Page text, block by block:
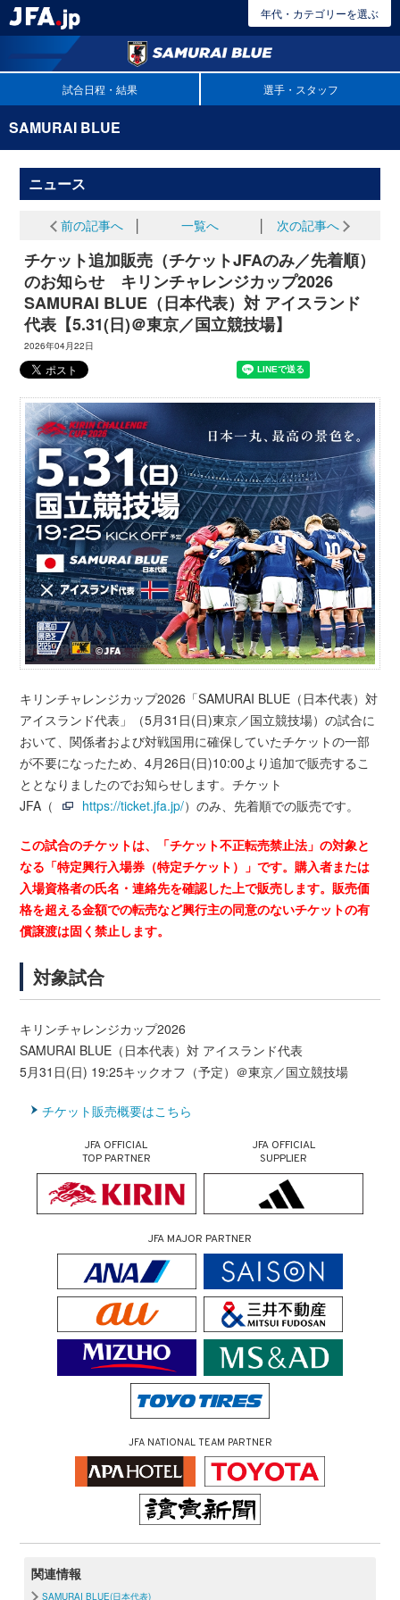
年代・カテゴリーを選ぶ
試合日程・結果 選手・スタッフ
SAMURAI BLUE
ニュース
前の記事へ 一覧へ 次の記事へ
チケット追加販売（チケットJFAのみ／先着順）
のお知らせ キリンチャレンジカップ2026
SAMURAI BLUE（日本代表）対 アイスランド
代表【5.31(日)＠東京／国立競技場】
2026年04月22日
キリンチャレンジカップ2026「SAMURAI BLUE（日本代表）対
アイスランド代表」（5月31日(日)東京／国立競技場）の試合に
おいて、関係者および対戦国用に確保していたチケットの一部
が不要になったため、4月26日(日)10:00より追加で販売するこ
ととなりましたのでお知らせします。チケット
JFA（
https://ticket.jfa.jp/）のみ、先着順での販売です。
この試合のチケットは、「チケット不正転売禁止法」の対象と
なる「特定興行入場券（特定チケット）」です。購入者または
入場資格者の氏名・連絡先を確認した上で販売します。販売価
格を超える金額での転売など興行主の同意のないチケットの有
償譲渡は固く禁止します。
対象試合
キリンチャレンジカップ2026
SAMURAI BLUE（日本代表）対 アイスランド代表
5月31日(日) 19:25キックオフ（予定）＠東京／国立競技場
チケット販売概要はこちら
JFA OFFICIAL
TOP PARTNER
JFA OFFICIAL
SUPPLIER
JFA MAJOR PARTNER
JFA NATIONAL TEAM PARTNER
関連情報
SAMURAI BLUE(日本代表)